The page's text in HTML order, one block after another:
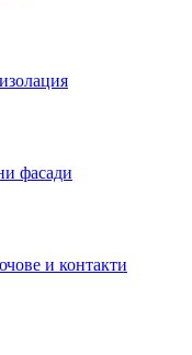
фасади
и контакти